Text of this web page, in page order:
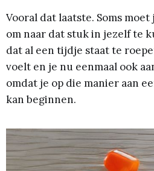
Vooral dat laatste. Soms
om naar dat stuk in jezelf te
dat al een tijdje staat te
voelt en je nu eenmaal ook
omdat je op die manier aan
kan beginnen.